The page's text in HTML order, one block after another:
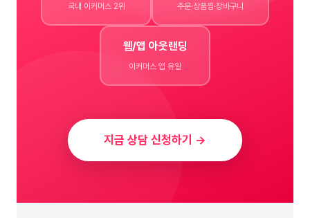
국내 이커머스 2위 주문·상품찜·장바구니
웹/앱 아웃랜딩
이커머스 앱 유일
지금 상담 신청하기 →